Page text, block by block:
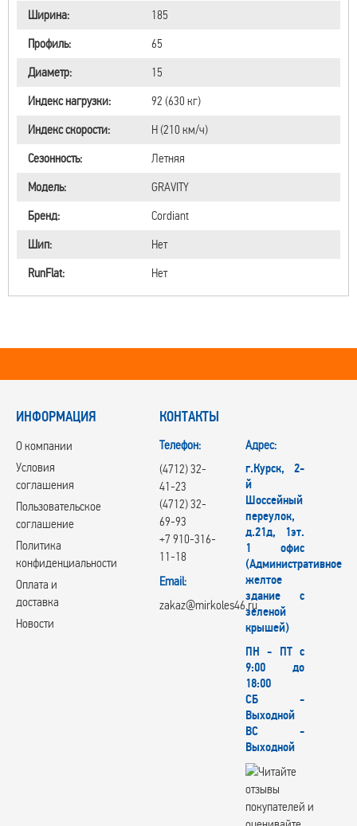
Ширина:
185
Профиль:
65
Диаметр:
15
Индекс нагрузки:
92 (630 кг)
Индекс скорости:
H (210 км/ч)
Сезонность:
Летняя
Модель:
GRAVITY
Бренд:
Cordiant
Шип:
Нет
RunFlat:
Нет
ИНФОРМАЦИЯ
О компании
Условия
соглашения
Пользовательское
соглашение
Политика
конфиденциальности
Оплата и
доставка
Новости
КОНТАКТЫ
Телефон:
(4712) 32-
41-23
(4712) 32-
69-93
+7 910-316-
11-18
Email:
zakaz@mirkoles46.ru
Адрес:
г.Курск, 2-
й
Шоссейный
переулок,
д.21д, 1эт.
1 офис
(Административное
желтое
здание с
зеленой
крышей)
ПН - ПТ с
9:00 до
18:00
СБ -
Выходной
ВС -
Выходной